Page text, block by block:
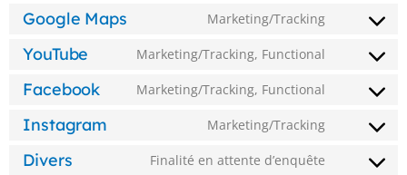
Google Maps Marketing/Tracking
YouTube Marketing/Tracking, Functional
Facebook Marketing/Tracking, Functional
Instagram Marketing/Tracking
Divers Finalité en attente d’enquête